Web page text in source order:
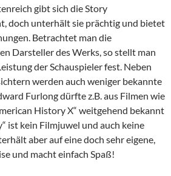
gibt sich die Story
doch unterhält sie prächtig und bietet
Betrachtet man die
Darsteller des Werks, so stellt man
der Schauspieler fest. Neben
werden auch weniger bekannte
Furlong dürfte z.B. aus Filmen wie
History X“ weitgehend bekannt
ist kein Filmjuwel und auch keine
aber auf eine doch sehr eigene,
und macht einfach Spaß!